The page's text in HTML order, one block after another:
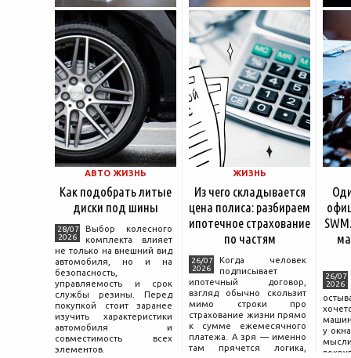
АВТО ЖИЗНЬ
Как подобрать литые
диски под шины
28/07
2026
Выбор колесного
комплекта влияет
не только на внешний вид
автомобиля, но и на
безопасность,
управляемость и срок
службы резины. Перед
покупкой стоит заранее
изучить характеристики
автомобиля и
совместимость всех
элементов.
ЖИЗНЬ
Из чего складывается
цена полиса: разбираем
ипотечное страхование
по частям
26/07
2026
Когда человек
подписывает
ипотечный договор,
взгляд обычно скользит
мимо строки про
страхование жизни прямо
к сумме ежемесячного
платежа. А зря — именно
там прячется логика,
26/07
2026
у
мысли